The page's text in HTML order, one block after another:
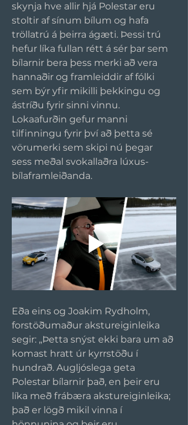
skynja hve allir hjá Polestar eru
stoltir af sínum bílum og hafa
tröllatrú á þeirra ágæti. Þessi trú
hefur líka fullan rétt á sér þar sem
bílarnir bera þess merki að vera
hannaðir og framleiddir af fólki
sem býr yfir mikilli þekkingu og
ástríðu fyrir sinni vinnu.
Lokaafurðin gefur manni
tilfinningu fyrir því að þetta sé
vörumerki sem skipi nú þegar
sess meðal svokallaðra lúxus-
bílaframleiðanda.
Eða eins og Joakim Rydholm,
forstöðumaður akstureiginleika
segir: „Þetta snýst ekki bara um að
komast hratt úr kyrrstöðu í
hundrað. Augljóslega geta
Polestar bílarnir það, en þeir eru
líka með frábæra akstureiginleika;
það er lögð mikil vinna í